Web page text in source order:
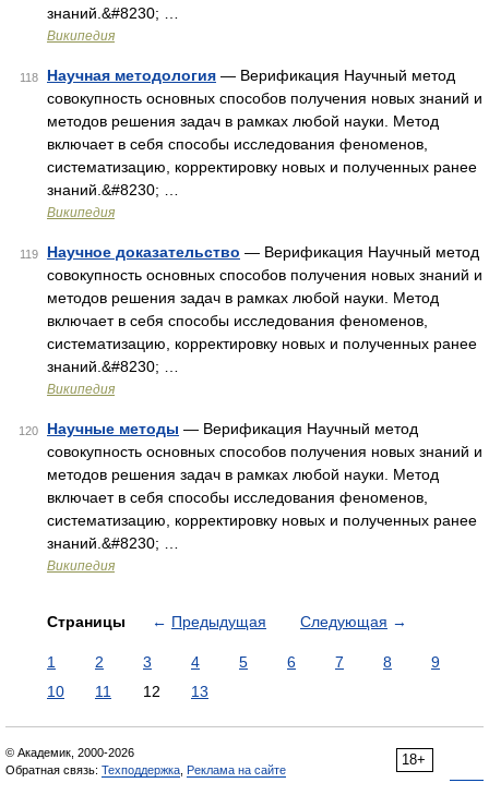
знаний.&#8230; …
Википедия
118 Научная методология — Верификация Научный метод
совокупность основных способов получения новых знаний и
методов решения задач в рамках любой науки. Метод
включает в себя способы исследования феноменов,
систематизацию, корректировку новых и полученных ранее
знаний.&#8230; …
Википедия
119 Научное доказательство — Верификация Научный метод
совокупность основных способов получения новых знаний и
методов решения задач в рамках любой науки. Метод
включает в себя способы исследования феноменов,
систематизацию, корректировку новых и полученных ранее
знаний.&#8230; …
Википедия
120 Научные методы — Верификация Научный метод
совокупность основных способов получения новых знаний и
методов решения задач в рамках любой науки. Метод
включает в себя способы исследования феноменов,
систематизацию, корректировку новых и полученных ранее
знаний.&#8230; …
Википедия
Страницы ← Предыдущая Следующая →
1 2 3 4 5 6 7 8
9
10
11 12 13
18+
© Академик, 2000-2026
Обратная связь: Техподдержка Реклама на сайте